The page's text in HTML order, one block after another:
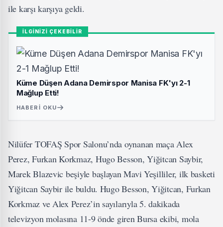
ile karşı karşıya geldi.
İLGİNİZİ ÇEKEBİLİR
Küme Düşen Adana Demirspor Manisa FK'yı 2-1
Mağlup Etti!
HABERI OKU
Nilüfer TOFAŞ Spor Salonu’nda oynanan maça Alex
Perez, Furkan Korkmaz, Hugo Besson, Yiğitcan Saybir,
Marek Blazevic beşiyle başlayan Mavi Yeşilliler, ilk basketi
Yiğitcan Saybir ile buldu. Hugo Besson, Yiğitcan, Furkan
Korkmaz ve Alex Perez’in sayılarıyla 5. dakikada
televizyon molasına 11-9 önde giren Bursa ekibi, mola